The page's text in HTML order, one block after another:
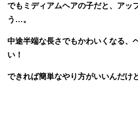
でもミディアムヘアの子だと、アッ
う…。
中途半端な長さでもかわいくなる、
い！
できれば簡単なやり方がいいんだけ